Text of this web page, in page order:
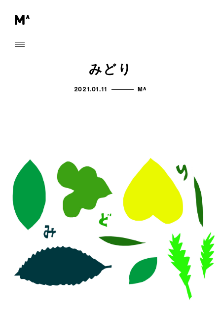
みどり
2021.01.11 M^